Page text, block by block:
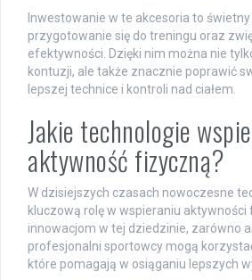
Inwestowanie w te akcesoria to
przygotowanie się do treningu oraz
efektywności. Dzięki nim można nie
kontuzji, ale także znacznie poprawić
lepszej technice i kontroli nad ciałem.
Jakie technologie
aktywność fizyczną?
W dzisiejszych czasach nowoczesne
kluczową rolę w wspieraniu aktywności
innowacjom w tej dziedzinie, zarówno
profesjonalni sportowcy mogą
które pomagają w osiąganiu lepszych